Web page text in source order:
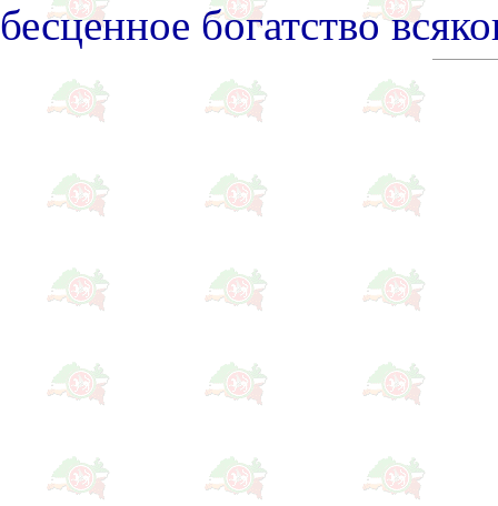
бесценное богатство